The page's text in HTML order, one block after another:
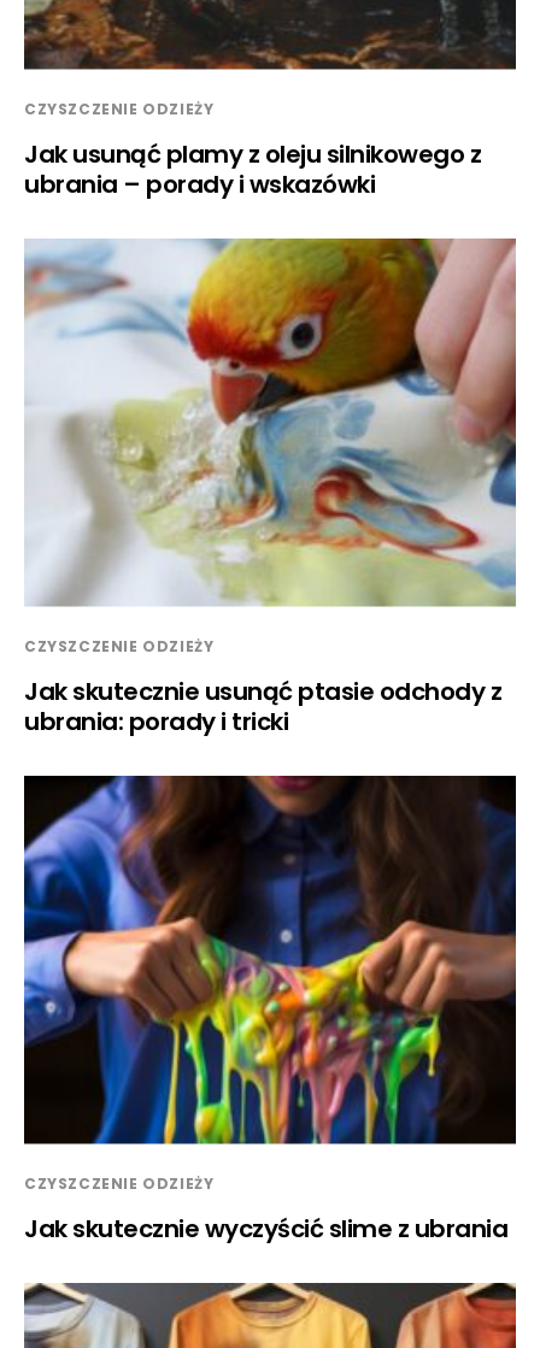
CZYSZCZENIE ODZIEŻY
Jak usunąć plamy z oleju silnikowego z
ubrania – porady i wskazówki
CZYSZCZENIE ODZIEŻY
Jak skutecznie usunąć ptasie odchody z
ubrania: porady i tricki
CZYSZCZENIE ODZIEŻY
Jak skutecznie wyczyścić slime z ubrania